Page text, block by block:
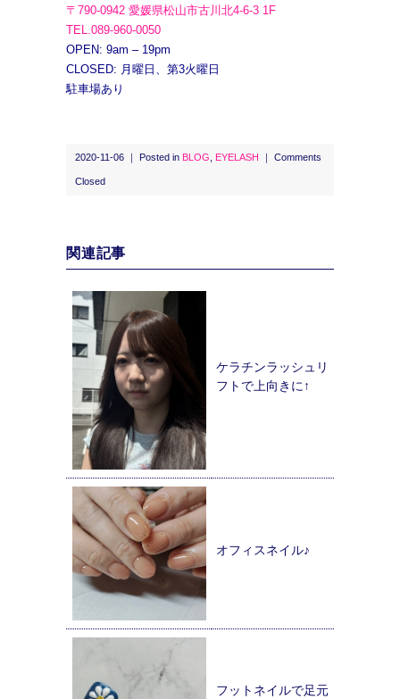
〒790-0942 愛媛県松山市古川北4-6-3 1F
TEL.089-960-0050
OPEN: 9am – 19pm
CLOSED: 月曜日、第3火曜日
駐車場あり
2020-11-06 ｜ Posted in BLOG EYELASH ｜ Comments
Closed
関連記事
ケラチンラッシュリ
フトで上向きに↑
オフィスネイル♪
フットネイルで足元